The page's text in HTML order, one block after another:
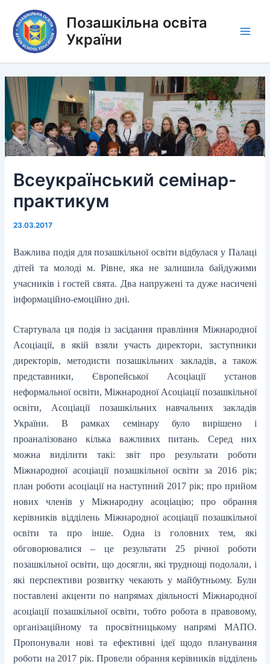
вмісту
Позашкільна освіта
України
Всеукраїнський семінар-
практикум
23.03.2017
Важлива подія для позашкільної освіти відбулася у Палаці
дітей та молоді м. Рівне, яка не залишила байдужими
учасників і гостей свята. Два напружені та дуже насичені
інформаційно-емоційно дні.
Стартувала ця подія із засідання правління Міжнародної
Асоціації, в якій взяли участь директори, заступники
директорів, методисти позашкільних закладів, а також
представники, Європейської Асоціації установ
неформальної освіти, Міжнародної Асоціації позашкільної
освіти, Асоціації позашкільних навчальних закладів
України. В рамках семінару було вирішено і
проаналізовано кілька важливих питань. Серед них
можна виділити такі: звіт про результати роботи
Міжнародної асоціації позашкільної освіти за 2016 рік;
план роботи асоціації на наступний 2017 рік; про прийом
нових членів у Міжнародну асоціацію; про обрання
керівників відділень Міжнародної асоціації позашкільної
освіти та про інше. Одна із головних тем, які
обговорювалися – це результати 25 річної роботи
позашкільної освіти, що досягли, які труднощі подолали, і
які перспективи розвитку чекають у майбутньому. Були
поставлені акценти по напрямах діяльності Міжнародної
асоціації позашкільної освіти, тобто робота в правовому,
організаційному та просвітницькому напрямі МАПО.
Пропонували нові та ефективні ідеї щодо планування
роботи на 2017 рік. Провели обрання керівників відділень